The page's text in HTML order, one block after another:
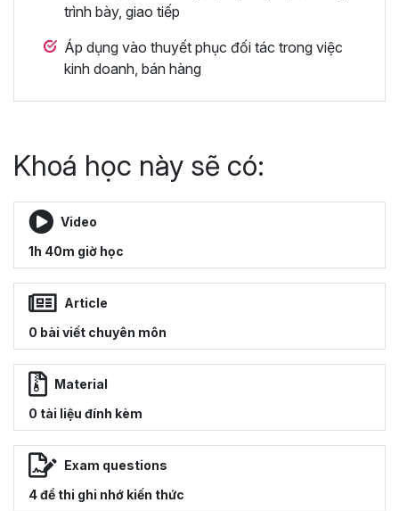
trình bày, giao tiếp
Áp dụng vào thuyết phục đối tác trong việc
kinh doanh, bán hàng
Khoá học này sẽ có:
Video
1h 40m giờ học
Article
0 bài viết chuyên môn
Material
0 tài liệu đính kèm
Exam questions
4 đề thi ghi nhớ kiến thức